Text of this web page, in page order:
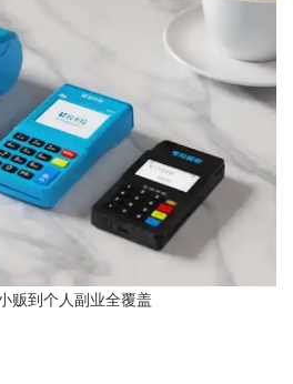
到个人副业全覆盖